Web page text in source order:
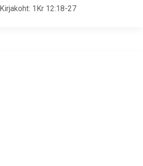
Kirjakoht: 1Kr 12:18-27